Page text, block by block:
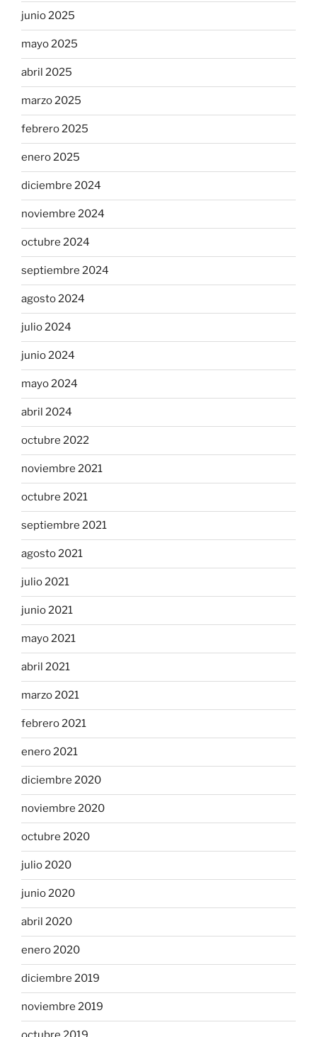
junio 2025
mayo 2025
abril 2025
marzo 2025
febrero 2025
enero 2025
diciembre 2024
noviembre 2024
octubre 2024
septiembre 2024
agosto 2024
julio 2024
junio 2024
mayo 2024
abril 2024
octubre 2022
noviembre 2021
octubre 2021
septiembre 2021
agosto 2021
julio 2021
junio 2021
mayo 2021
abril 2021
marzo 2021
febrero 2021
enero 2021
diciembre 2020
noviembre 2020
octubre 2020
julio 2020
junio 2020
abril 2020
enero 2020
diciembre 2019
noviembre 2019